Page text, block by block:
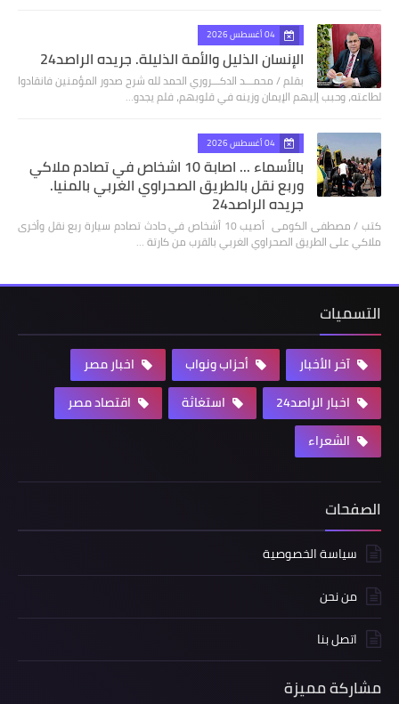
04 أغسطس 2026
الإنسان الذليل والأمة الذليلة. جريده الراصد24
بقلم / محمـــد الدكـــروري الحمد لله شرح صدور المؤمنين فانقادوا
لطاعته، وحبب إليهم الإيمان وزينه في قلوبهم، فلم يجدو…
04 أغسطس 2026
بالأسماء ... اصابة 10 اشخاص في تصادم ملاكي
وربع نقل بالطريق الصحراوي الغربي بالمنيا.
جريده الراصد24
كتب / مصطفى الكومى أصيب 10 أشخاص في حادث تصادم سيارة ربع نقل وأخرى
ملاكي على الطريق الصحراوي الغربي بالقرب من كارتة …
التسميات
آخر الأخبار أحزاب ونواب
اخبار مصر
اخبار الراصد24
استغاثة
اقتصاد مصر
الشعراء
الصفحات
سياسة الخصوصية
من نحن
اتصل بنا
مشاركة مميزة